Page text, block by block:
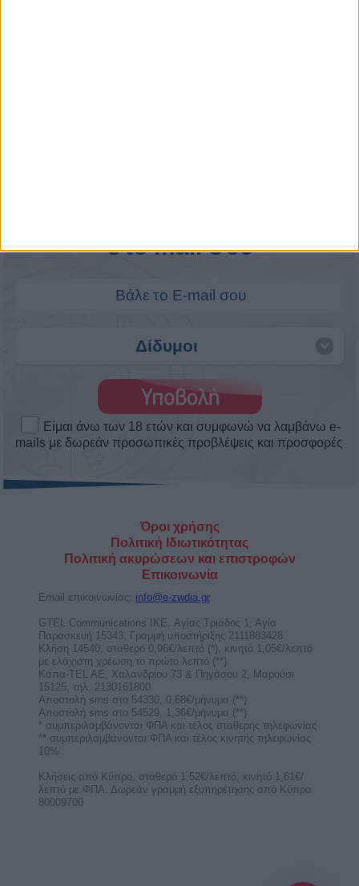
ΑΣΤΕΡΑΤΕΣ ΕΡΩΤΙΚΕΣ ΕΞΕΛΙΞΕΙΣ! ΘΑ
ΑΠΑΝΤΗΣΗ ΕΙΝΑΙ 1 ΤΗΛΕΦΩΝΗΜΑ
ΜΑΚΡΙΑ! ΜΙΛΗΣΕ ΜΕ ΤΗΝ ΣΜΑΡΩ
ΜΟΝΟ ΑΠΟ 0,72€/1’!
Αγόρασε χρόνο ομιλίας με έκπτωση τώρα!
κέρδισε καθοδήγηση και άμεσες απαντήσεις για
ερωτικά, ...
Η Ηλιακή Έκλειψη στον Λέοντα στις 12
Αυγούστου απαιτεί πειθαρχία και κόπο
Η Ηλιακή Έκλειψη στον Λέοντα στις 12